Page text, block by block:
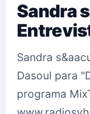
Sandra
Sandra
Dasoul para
programa